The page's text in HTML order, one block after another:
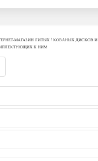
МАГАЗИН ЛИТЫХ / КОВАНЫХ ДИСКОВ И
К НИМ